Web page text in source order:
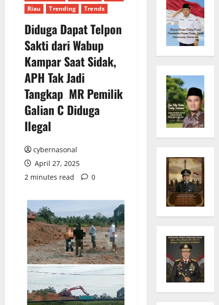
Riau
Trending Trends
Diduga Dapat Telpon
Sakti dari Wabup
Kampar Saat Sidak,
APH Tak Jadi
Tangkap MR Pemilik
Galian C Diduga
Ilegal
cybernasonal
April 27, 2025
2 minutes read
0